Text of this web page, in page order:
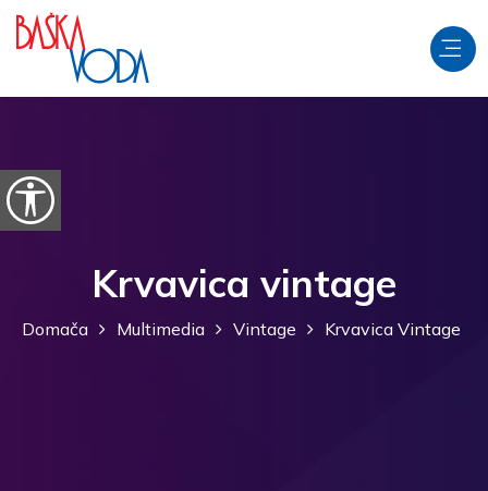
Preskoči na vsebino
Odpri možnosti dostopnosti
Krvavica vintage
Domača Multimedia Vintage Krvavica Vintage